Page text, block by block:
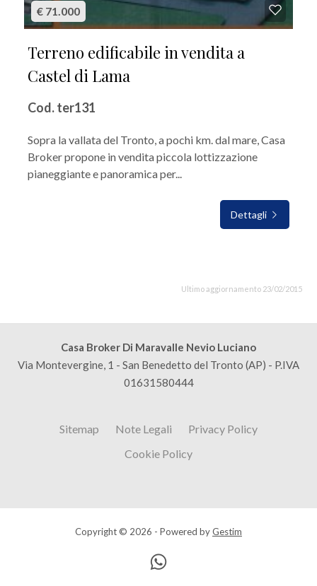
€ 71.000
Terreno edificabile in vendita a
Castel di Lama
Cod. ter131
Sopra la vallata del Tronto, a pochi km. dal mare, Casa
Broker propone in vendita piccola lottizzazione
pianeggiante e panoramica per...
Dettagli
Ultimo aggiornamento 23/02/2015
Casa Broker Di Maravalle Nevio Luciano
Via Montevergine, 1 - San Benedetto del Tronto (AP) - P.IVA
01631580444
Sitemap Note Legali
Privacy Policy
Cookie Policy
Copyright © 2026 - Powered byGestim